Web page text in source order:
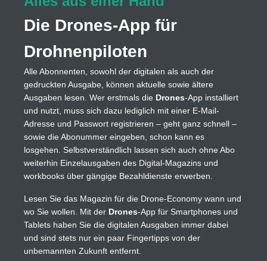
Die Drones-App für
Drohnenpiloten
Alle Abonnenten, sowohl der digitalen als auch der
gedruckten Ausgabe, können aktuelle sowie ältere
Ausgaben lesen. Wer erstmals die Drones-App installiert
und nutzt, muss sich dazu lediglich mit einer E-Mail-
Adresse und Passwort registrieren – geht ganz schnell –
sowie die Abonummer eingeben, schon kann es
losgehen. Selbstverständlich lassen sich auch ohne Abo
weiterhin Einzelausgaben des Digital-Magazins und
workbooks über gängige Bezahldienste erwerben.
Lesen Sie das Magazin für die Drone-Economy wann und
wo Sie wollen. Mit der Drones-App für Smartphones und
Tablets haben Sie die digitalen Ausgaben immer dabei
und sind stets nur ein paar Fingertipps von der
unbemannten Zukunft entfernt.